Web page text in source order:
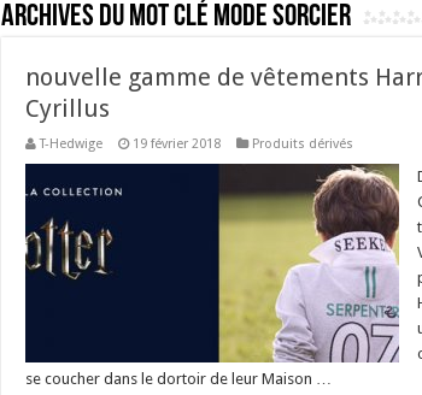
Archives du mot clé mode sorcier
nouvelle gamme de vêtements
Cyrillus
T-Hedwige 19 février 2018 Produits dérivés
se coucher dans le dortoir de leur Maison …